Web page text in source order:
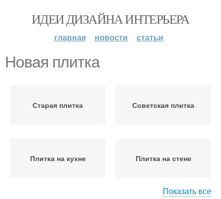
ИДЕИ ДИЗАЙНА ИНТЕРЬЕРА
главная новости статьи
Новая плитка
Старая плитка Советская плитка
Плитка на кухне Плитка на стене
Показать все